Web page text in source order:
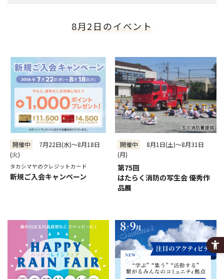
[西館1F]
ホワイトモール[南館6F]
フォレストガーデン[本館屋上]
PARK&TERRACE OSOTO[南館屋上]
催会場 [本館タカシマヤ6F]
アートサロン[本館タカシマヤ5F]
玉川タカシマヤ食料品フロア[本館タカシマヤB1フーズシティ]
全件表示
2026年 8月
1
2
3 4 6 7
8
9
10 11 12 13 14
15
16
17 18 19 20 21
22
23
24 25 26 27 28
29
30
31
～ 絞り込む
8月2日のイベント
開催中
7月22日(水)～8月18日
(火)
タカシマヤのクレジットカード
新規ご入会キャンペーン
開催中
8月1日(土)～8月31日
(月)
第75回
はたらく消防の写生会 優秀作
品展